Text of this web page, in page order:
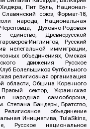
Пит Буль, Национал-
союз, Формат-18,
народа, Национальная
Духовно-Родовая
Древнерусской
Инглингов, Русский
нелегальной иммиграции,
объединениях, Омская
движения Русское
Болельщиков Футбольного
религиозная организация
области, Община Коренного
сектор, Украинская
народная самооборона,
Степана Бандеры, Братство,
объединение
Инициатива, TulaSkins,
Русское национальное